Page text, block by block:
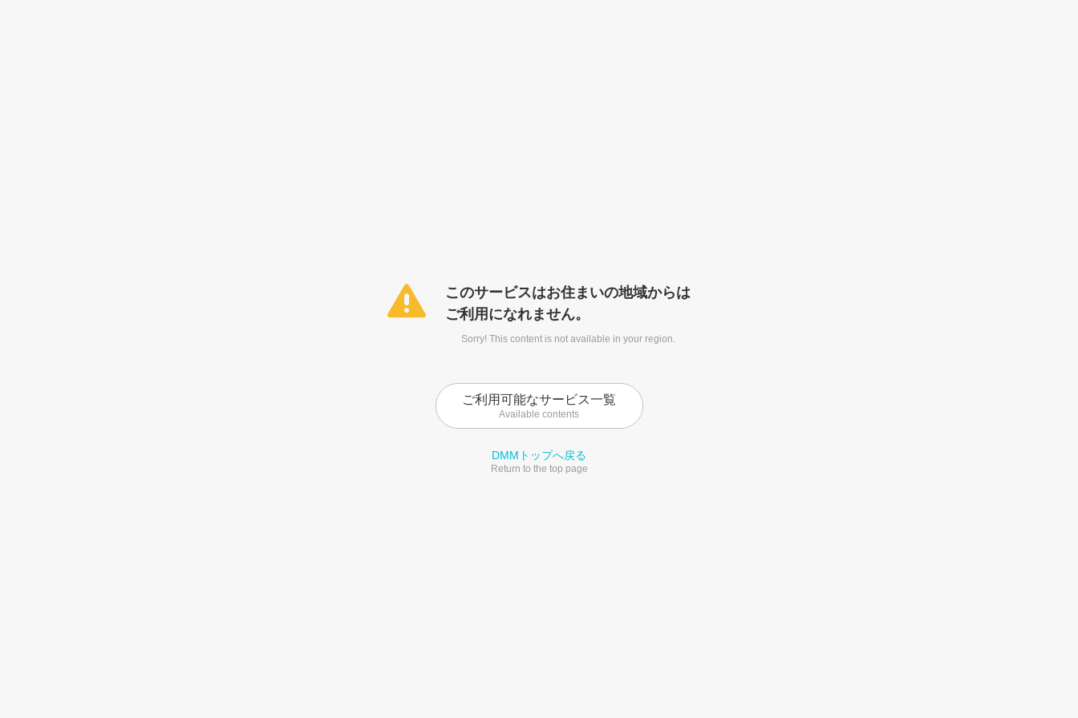
このサービスはお住まいの地域からは
ご利用になれません。
Sorry! This content is not available in your region.
ご利用可能なサービス一覧
Available contents
DMMトップへ戻る
Return to the top page